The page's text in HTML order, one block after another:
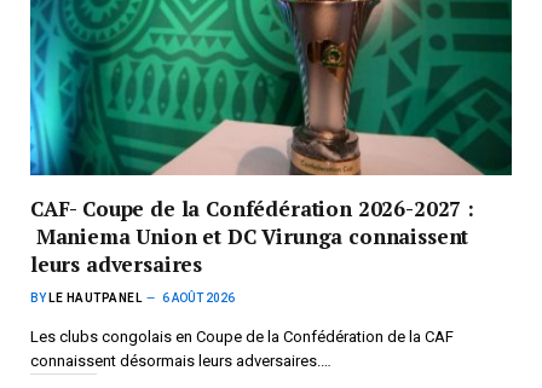
CAF- Coupe de la Confédération 2026-2027 :
Maniema Union et DC Virunga connaissent
leurs adversaires
BY LE HAUTPANEL 6 AOÛT 2026
Les clubs congolais en Coupe de la Confédération de la CAF
connaissent désormais leurs adversaires.…